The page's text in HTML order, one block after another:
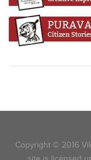
Copyright © 2016